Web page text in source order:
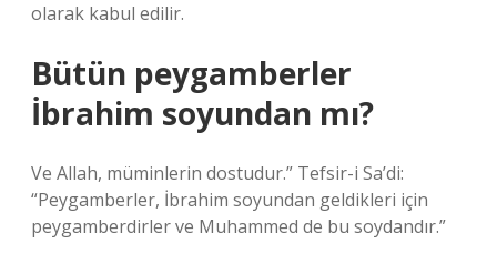
olarak kabul edilir.
Bütün peygamberler
İbrahim soyundan mı?
Ve Allah, müminlerin dostudur.” Tefsir-i Sa’di:
“Peygamberler, İbrahim soyundan geldikleri için
peygamberdirler ve Muhammed de bu soydandır.”